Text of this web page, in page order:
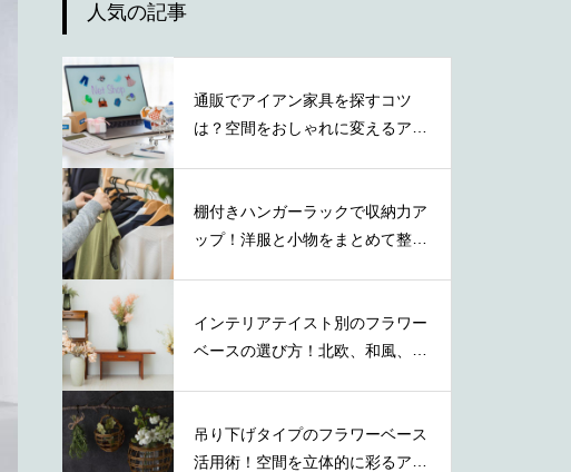
人気の記事
通販でアイアン家具を探すコツ
は？空間をおしゃれに変えるアイ
棚付きハンガーラックで収納力ア
ップ！洋服と小物をまとめて整理
インテリアテイスト別のフラワー
ベースの選び方！北欧、和風、ナ
吊り下げタイプのフラワーベース
活用術！空間を立体的に彩るアイ